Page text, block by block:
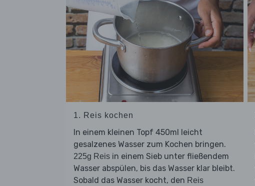
1. Reis kochen
In einem kleinen Topf 450ml leicht
gesalzenes Wasser zum Kochen bringen.
225g Reis in einem Sieb unter fließendem
Wasser abspülen, bis das Wasser klar bleibt.
Sobald das Wasser kocht, den Reis